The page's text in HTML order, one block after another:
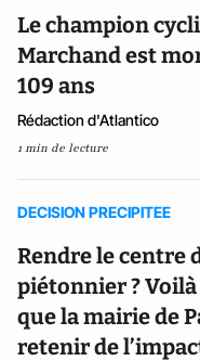
Le champion
Marchand est
109 ans
Rédaction d'Atlantico
1 min de lecture
DECISION PRECIPITEE
Rendre le centre
piétonnier ?
que la mairie de
retenir de